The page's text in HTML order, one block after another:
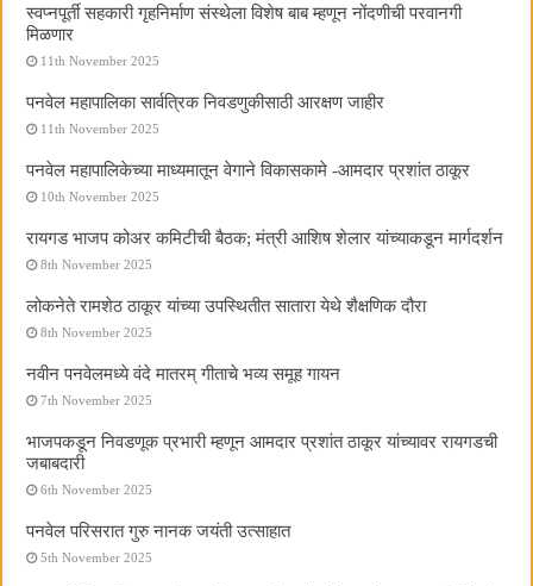
स्वप्नपूर्ती सहकारी गृहनिर्माण संस्थेला विशेष बाब म्हणून नोंदणीची परवानगी
मिळणार
11th November 2025
पनवेल महापालिका सार्वत्रिक निवडणुकीसाठी आरक्षण जाहीर
11th November 2025
पनवेल महापालिकेच्या माध्यमातून वेगाने विकासकामे -आमदार प्रशांत ठाकूर
10th November 2025
रायगड भाजप कोअर कमिटीची बैठक; मंत्री आशिष शेलार यांच्याकडून मार्गदर्शन
8th November 2025
लोकनेते रामशेठ ठाकूर यांच्या उपस्थितीत सातारा येथे शैक्षणिक दौरा
8th November 2025
नवीन पनवेलमध्ये वंदे मातरम् गीताचे भव्य समूह गायन
7th November 2025
भाजपकडून निवडणूक प्रभारी म्हणून आमदार प्रशांत ठाकूर यांच्यावर रायगडची
जबाबदारी
6th November 2025
पनवेल परिसरात गुरु नानक जयंती उत्साहात
5th November 2025